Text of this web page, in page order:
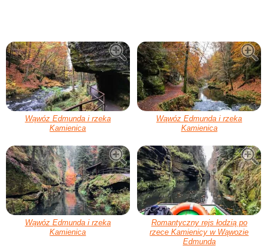
Wąwóz Edmunda i rzeka
Kamienica
Wąwóz Edmunda i rzeka
Kamienica
Wąwóz Edmunda i rzeka
Kamienica
Romantyczny rejs łodzią po
rzece Kamienicy w Wąwozie
Edmunda